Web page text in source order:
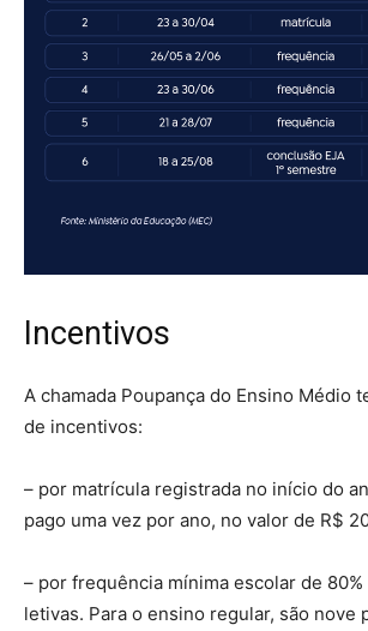
Incentivos
A chamada Poupança do Ensino Médio
de incentivos:
– por matrícula registrada no início do
pago uma vez por ano, no valor de R$
– por frequência mínima escolar de
letivas. Para o ensino regular, são nove